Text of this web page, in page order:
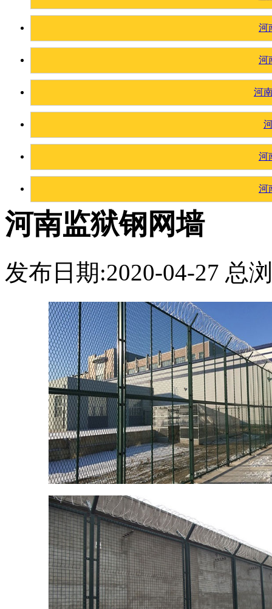
河
河
河
河
河
河南监狱钢网墙
发布日期:2020-04-27 总